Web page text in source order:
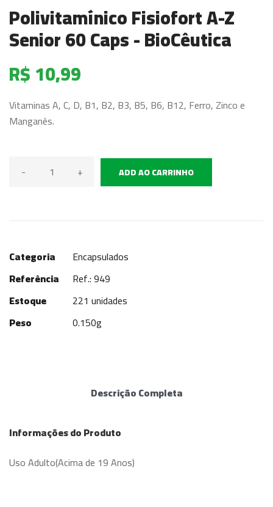
Polivitamínico Fisiofort A-Z
Senior 60 Caps - BioCêutica
R$ 10,99
Vitaminas A, C, D, B1, B2, B3, B5, B6, B12, Ferro, Zinco e
Manganês.
- + ADD AO CARRINHO
Categoria
Encapsulados
Referência
Ref.: 949
Estoque
221 unidades
Peso
0.150g
Descrição Completa
Informações do Produto
Uso Adulto(Acima de 19 Anos)